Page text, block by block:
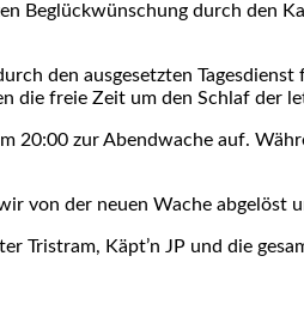
Beglückwünschung durch den
den ausgesetzten
die freie Zeit um den Schlaf der
20:00 zur Abendwache auf.
von der neuen Wache abgelöst
Tristram, Käpt’n JP und die